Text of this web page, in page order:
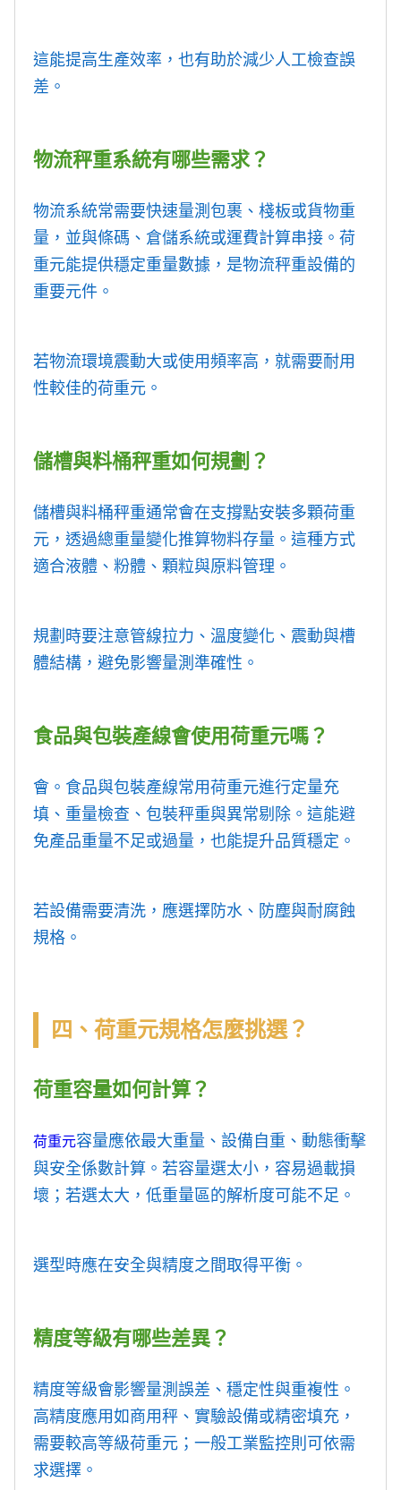
這能提高生產效率，也有助於減少人工檢查誤
差。
物流秤重系統有哪些需求？
物流系統常需要快速量測包裹、棧板或貨物重
量，並與條碼、倉儲系統或運費計算串接。荷
重元能提供穩定重量數據，是物流秤重設備的
重要元件。
若物流環境震動大或使用頻率高，就需要耐用
性較佳的荷重元。
儲槽與料桶秤重如何規劃？
儲槽與料桶秤重通常會在支撐點安裝多顆荷重
元，透過總重量變化推算物料存量。這種方式
適合液體、粉體、顆粒與原料管理。
規劃時要注意管線拉力、溫度變化、震動與槽
體結構，避免影響量測準確性。
食品與包裝產線會使用荷重元嗎？
會。食品與包裝產線常用荷重元進行定量充
填、重量檢查、包裝秤重與異常剔除。這能避
免產品重量不足或過量，也能提升品質穩定。
若設備需要清洗，應選擇防水、防塵與耐腐蝕
規格。
四、荷重元規格怎麼挑選？
荷重容量如何計算？
荷重元容量應依最大重量、設備自重、動態衝擊
與安全係數計算。若容量選太小，容易過載損
壞；若選太大，低重量區的解析度可能不足。
選型時應在安全與精度之間取得平衡。
精度等級有哪些差異？
精度等級會影響量測誤差、穩定性與重複性。
高精度應用如商用秤、實驗設備或精密填充，
需要較高等級荷重元；一般工業監控則可依需
求選擇。